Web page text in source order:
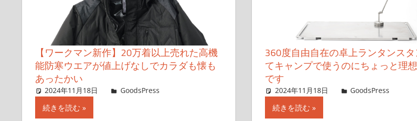
【ワークマン新作】20万着以上売れた高機
能防寒ウエアが値上げなしでカラダも懐も
あったかい
2024年11月18日 ＆GP
GoodsPress
続きを読む
360度自由自在の卓上ランタンス
てキャンプで使うのにちょっと理
です
2024年11月18日 ＆GP
GoodsPress
続きを読む